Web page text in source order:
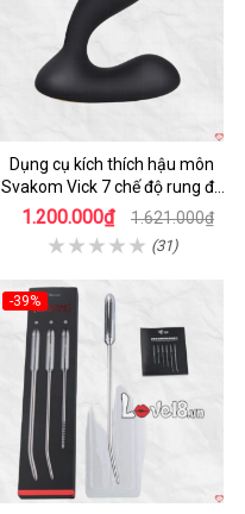
Dụng cụ kích thích hậu môn
Svakom Vick 7 chế độ rung đa
năng cao cấp
1.200.000₫ 1.621.000₫
(31)
-39%